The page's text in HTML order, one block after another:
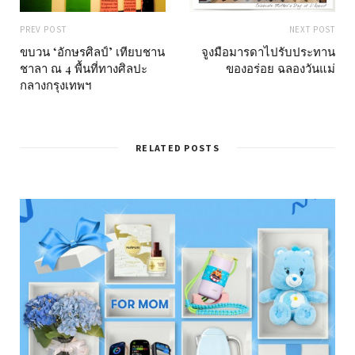
PREV POST
ขบวน ‘อักษรศิลป์’ เทียบชาน
ชาลา ณ 4 พื้นที่ทางศิลปะ
กลางกรุงเทพฯ
NEXT POST
จูงมือมารดาไปรับประทาน
ของอร่อย ฉลองวันแม่
RELATED POSTS